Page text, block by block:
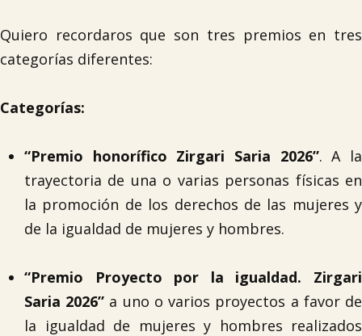
Quiero recordaros que son tres premios en tres
categorías diferentes:
Categorías:
“Premio honorífico Zirgari Saria 2026”. A la
trayectoria de una o varias personas físicas en
la promoción de los derechos de las mujeres y
de la igualdad de mujeres y hombres.
“Premio Proyecto por la igualdad. Zirgari
Saria 2026” a uno o varios proyectos a favor de
la igualdad de mujeres y hombres realizados